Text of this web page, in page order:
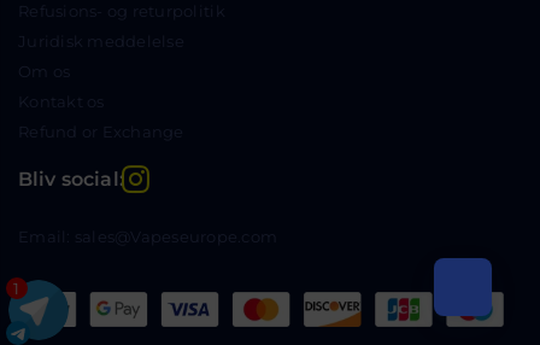
Refusions- og returpolitik
Juridisk meddelelse
Kontakt os
Refund or Exchange
Bliv social: Instagram
Email: sales@Vapeseurope.com
1